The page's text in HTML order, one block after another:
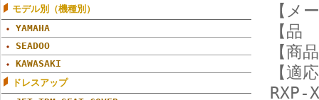
モデル別（機種別）
YAMAHA
SEADOO
KAWASAKI
ドレスアップ
【メ
【
【商
【適
RXP-